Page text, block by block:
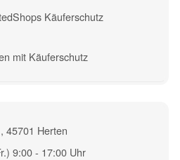
45701 Herten
9:00 - 17:00 Uhr
Käuferschutz
mit Käuferschutz